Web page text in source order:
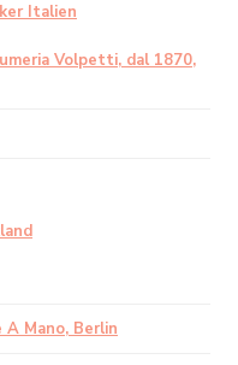
Italien
Volpetti, dal 1870,
Mano, Berlin